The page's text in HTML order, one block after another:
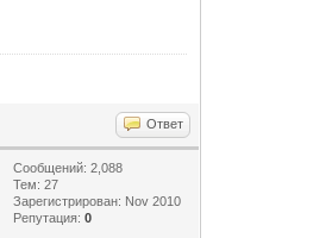
Ответ
Сообщений: 2,088
Тем: 27
Зарегистрирован: Nov 2010
Репутация:0